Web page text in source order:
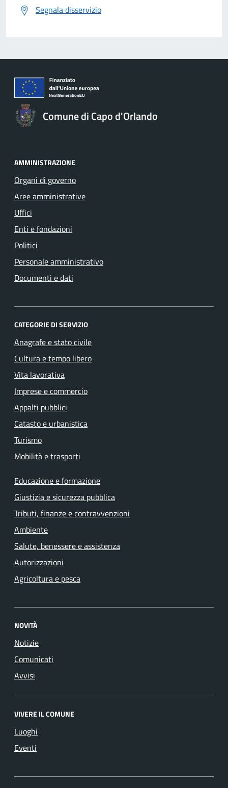
Segnala disservizio
Comune di Capo d'Orlando
AMMINISTRAZIONE
Organi di governo
Aree amministrative
Uffici
Enti e fondazioni
Politici
Personale amministrativo
Documenti e dati
CATEGORIE DI SERVIZIO
Anagrafe e stato civile
Cultura e tempo libero
Vita lavorativa
Imprese e commercio
Appalti pubblici
Catasto e urbanistica
Turismo
Mobilità e trasporti
Educazione e formazione
Giustizia e sicurezza pubblica
Tributi, finanze e contravvenzioni
Ambiente
Salute, benessere e assistenza
Autorizzazioni
Agricoltura e pesca
NOVITÀ
Notizie
Comunicati
Avvisi
VIVERE IL COMUNE
Luoghi
Eventi